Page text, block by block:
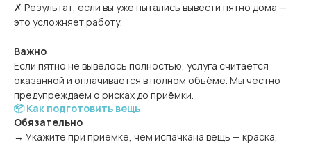
✗ Результат, если вы уже пытались вывести пятно дома —
это усложняет работу.
Важно
Если пятно не вывелось полностью, услуга считается
оказанной и оплачивается в полном объёме. Мы честно
предупреждаем о рисках до приёмки.
📦 Как подготовить вещь
Обязательно
→ Укажите при приёмке, чем испачкана вещь — краска,